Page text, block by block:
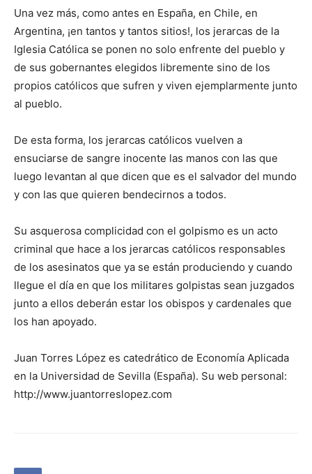
Una vez más, como antes en España, en Chile, en
Argentina, ¡en tantos y tantos sitios!, los jerarcas de la
Iglesia Católica se ponen no solo enfrente del pueblo y
de sus gobernantes elegidos libremente sino de los
propios católicos que sufren y viven ejemplarmente junto
al pueblo.
De esta forma, los jerarcas católicos vuelven a
ensuciarse de sangre inocente las manos con las que
luego levantan al que dicen que es el salvador del mundo
y con las que quieren bendecirnos a todos.
Su asquerosa complicidad con el golpismo es un acto
criminal que hace a los jerarcas católicos responsables
de los asesinatos que ya se están produciendo y cuando
llegue el día en que los militares golpistas sean juzgados
junto a ellos deberán estar los obispos y cardenales que
los han apoyado.
Juan Torres López es catedrático de Economía Aplicada
en la Universidad de Sevilla (España). Su web personal:
http://www.juantorreslopez.com